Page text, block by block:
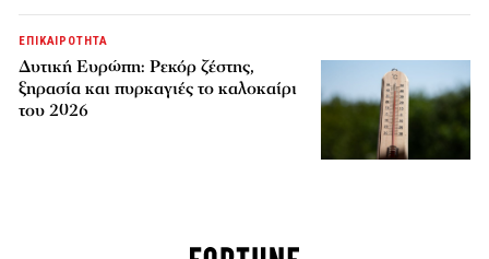
ΕΠΙΚΑΙΡΟΤΗΤΑ
Δυτική Ευρώπη: Ρεκόρ ζέστης,
ξηρασία και πυρκαγιές το καλοκαίρι
του 2026